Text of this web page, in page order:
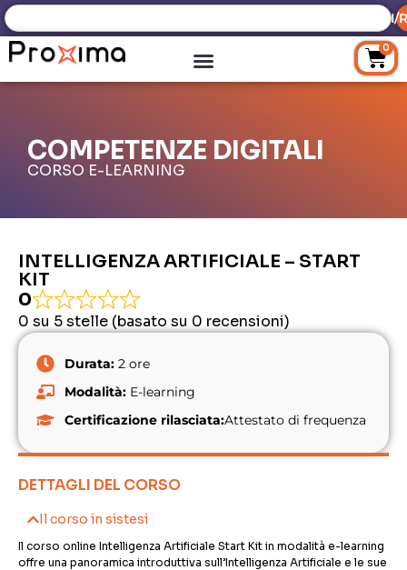
ACCEDI/
0
COMPETENZE DIGITALI
CORSO E-LEARNING
INTELLIGENZA ARTIFICIALE – START
KIT
0
0 su 5 stelle (basato su 0 recensioni)
Durata:2 ore
Modalità: E-learning
Certificazione rilasciata:Attestato di frequenza
DETTAGLI DEL CORSO
Il corso in sistesi
Il corso online Intelligenza Artificiale Start Kit in modalità e-learning
offre una panoramica introduttiva sull’Intelligenza Artificiale e le sue